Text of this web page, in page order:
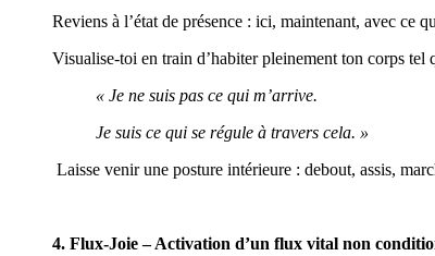
Reviens à l’état de présence : ici, maintenant, avec ce
Visualise-toi en train d’habiter pleinement ton corps tel
« Je ne suis pas ce qui m’arrive.
Je suis ce qui se régule à travers cela. »
Laisse venir une posture intérieure : debout, assis,
4. Flux-Joie – Activation d’un flux vital non